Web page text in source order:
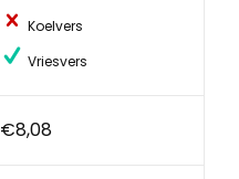
Koelvers
Vriesvers
€8,08